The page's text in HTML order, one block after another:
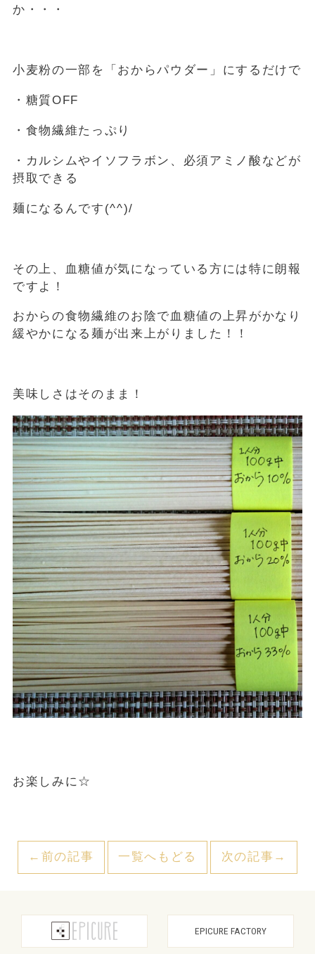
か・・・
小麦粉の一部を「おからパウダー」にするだけで
・糖質OFF
・食物繊維たっぷり
・カルシムやイソフラボン、必須アミノ酸などが
摂取できる
麺になるんです(^^)/
その上、血糖値が気になっている方には特に朗報
ですよ！
おからの食物繊維のお陰で血糖値の上昇がかなり
緩やかになる麺が出来上がりました！！
美味しさはそのまま！
お楽しみに☆
←前の記事 一覧へもどる 次の記事→
EPICURE FACTORY